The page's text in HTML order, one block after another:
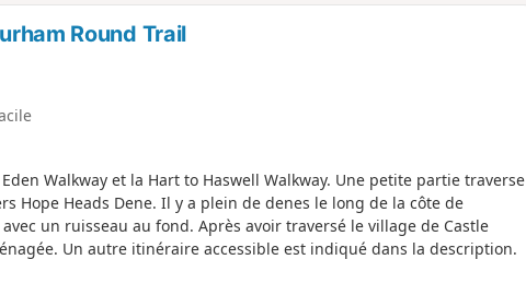
Round Trail
Walkway et la Hart to Haswell Walkway. Une petite partie traverse
Hope Heads Dene. Il y a plein de denes le long de la côte de
un ruisseau au fond. Après avoir traversé le village de Castle
Un autre itinéraire accessible est indiqué dans la description.